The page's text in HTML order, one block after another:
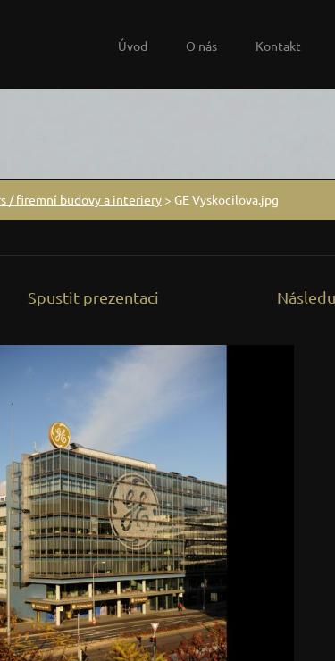
Úvod O nás Kontakt
/ firemní budovy a interiery > GE Vyskocilova.jpg
Spustit prezentaci